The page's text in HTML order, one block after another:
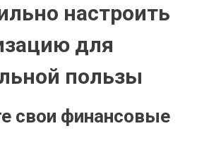
настроить
для
пользы
свои финансовые